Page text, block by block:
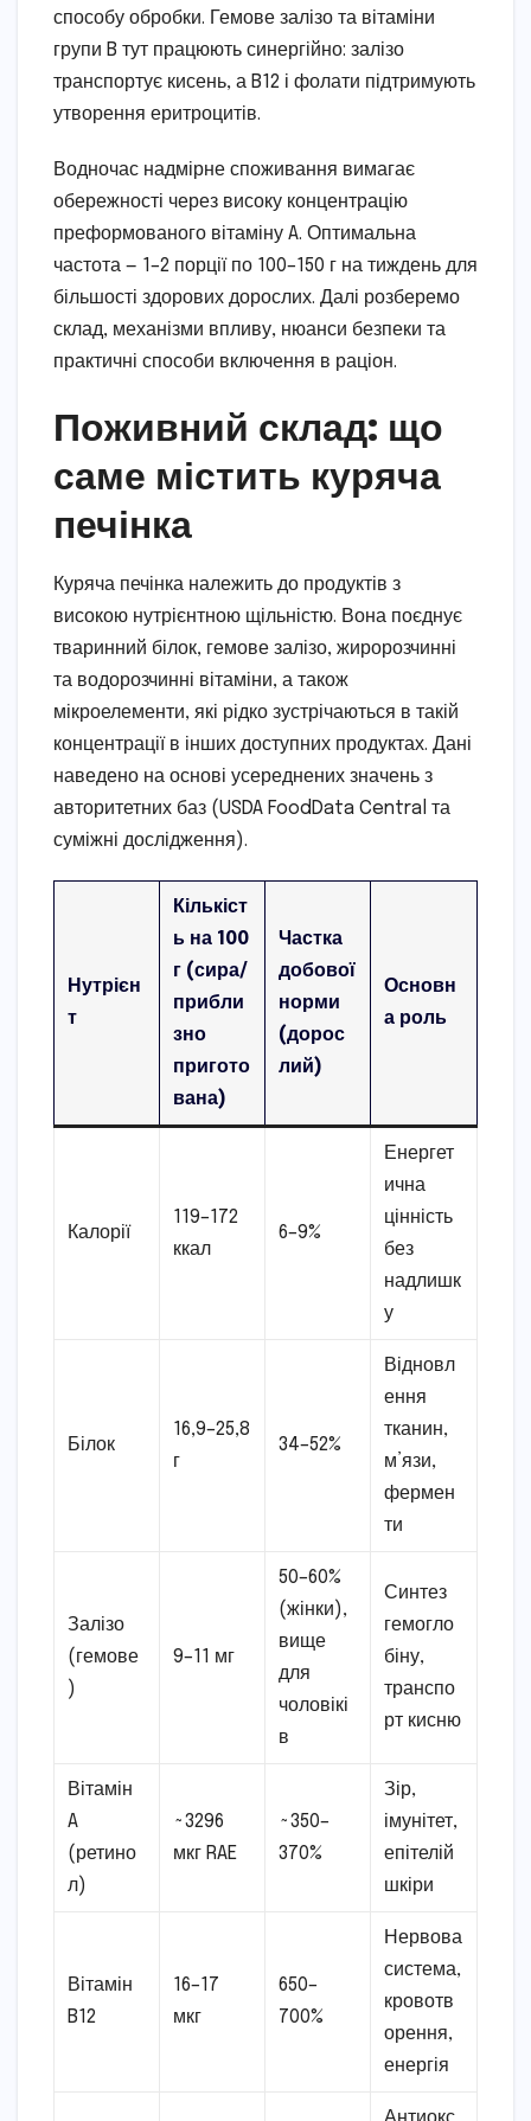
способу обробки. Гемове залізо та вітаміни
групи B тут працюють синергійно: залізо
транспортує кисень, а B12 і фолати підтримують
утворення еритроцитів.
Водночас надмірне споживання вимагає
обережності через високу концентрацію
преформованого вітаміну A. Оптимальна
частота — 1–2 порції по 100–150 г на тиждень для
більшості здорових дорослих. Далі розберемо
склад, механізми впливу, нюанси безпеки та
практичні способи включення в раціон.
Поживний склад: що
саме містить куряча
печінка
Куряча печінка належить до продуктів з
високою нутрієнтною щільністю. Вона поєднує
тваринний білок, гемове залізо, жиророзчинні
та водорозчинні вітаміни, а також
мікроелементи, які рідко зустрічаються в такій
концентрації в інших доступних продуктах. Дані
наведено на основі усереднених значень з
авторитетних баз (USDA FoodData Central та
суміжні дослідження).
Нутрієн
т
Кількіст
ь на 100
г (сира/
прибли
зно
пригото
вана)
Частка
добової
норми
(дорос
лий)
Основн
а роль
Калорії
119–172
ккал
6–9%
Енергет
ична
цінність
без
надлишк
у
Білок
16,9–25,8
г
34–52%
Відновл
ення
тканин,
м’язи,
фермен
ти
Залізо
(гемове
)
9–11 мг
50–60%
(жінки),
вище
для
чоловікі
в
Синтез
гемогло
біну,
транспо
рт кисню
Вітамін
A
(ретино
л)
~3296
мкг RAE
~350–
370%
Зір,
імунітет,
епітелій
шкіри
Вітамін
B12
16–17
мкг
650–
700%
Нервова
система,
кровотв
орення,
енергія